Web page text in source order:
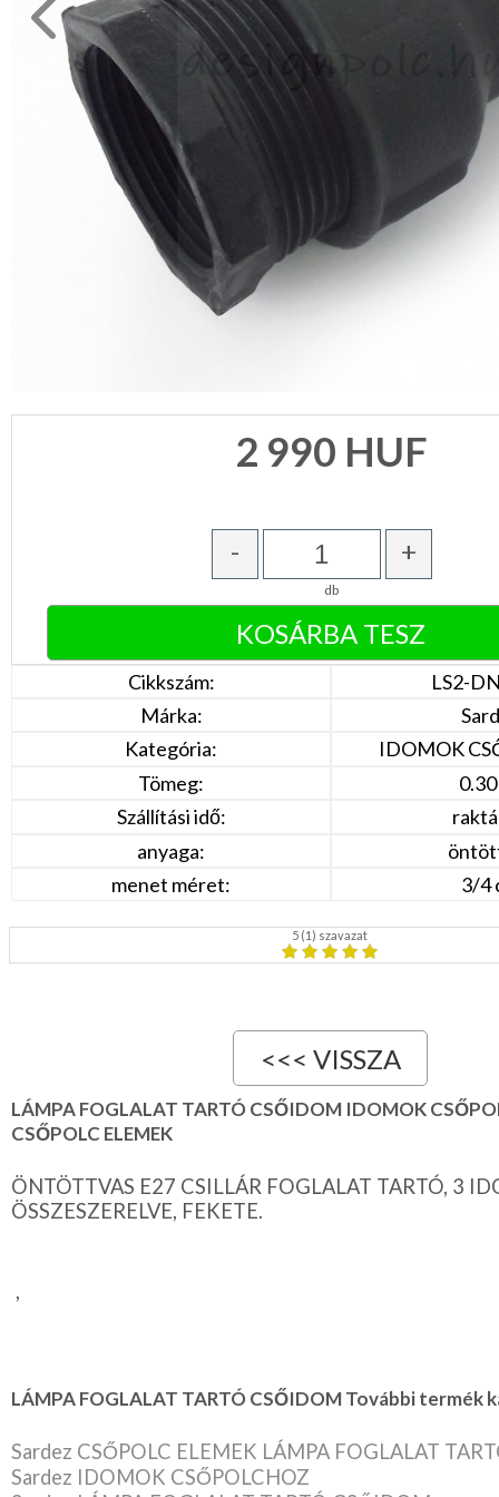
2 990 HUF
- +
db
Cikkszám:
LS2-
Márka:
Kategória:
IDOMOK
Tömeg:
Szállítási idő:
anyaga:
menet méret:
3/4
5(1) szavazat
LÁMPA FOGLALAT TARTÓ CSŐIDOM IDOMOK
CSŐPOLC ELEMEK
ÖNTÖTTVAS E27 CSILLÁR FOGLALAT TARTÓ, 3
ÖSSZESZERELVE, FEKETE.
,
LÁMPA FOGLALAT TARTÓ CSŐIDOM További termék
Sardez CSŐPOLC ELEMEK LÁMPA FOGLALAT
Sardez IDOMOK CSŐPOLCHOZ